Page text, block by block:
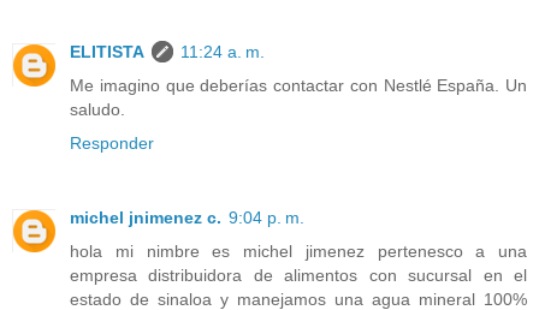
ELITISTA
11:24 a. m.
Me imagino que deberías contactar con Nestlé España. Un
saludo.
Responder
michel jnimenez c. 9:04 p. m.
hola mi nimbre es michel jimenez pertenesco a una
empresa distribuidora de alimentos con sucursal en el
estado de sinaloa y manejamos una agua mineral 100%